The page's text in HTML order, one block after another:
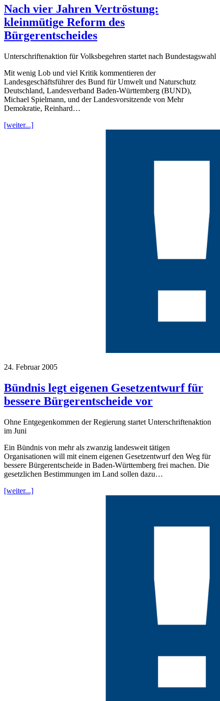
Nach vier Jahren Vertröstung:
kleinmütige Reform des
Bürgerentscheides
Unterschriftenaktion für Volksbegehren startet nach Bundestagswahl
Mit wenig Lob und viel Kritik kommentieren der
Landesgeschäftsführer des Bund für Umwelt und Naturschutz
Deutschland, Landesverband Baden-Württemberg (BUND),
Michael Spielmann, und der Landesvorsitzende von Mehr
Demokratie, Reinhard…
[weiter...]
24. Februar 2005
Bündnis legt eigenen Gesetzentwurf für
bessere Bürgerentscheide vor
Ohne Entgegenkommen der Regierung startet Unterschriftenaktion
im Juni
Ein Bündnis von mehr als zwanzig landesweit tätigen
Organisationen will mit einem eigenen Gesetzentwurf den Weg für
bessere Bürgerentscheide in Baden-Württemberg frei machen. Die
gesetzlichen Bestimmungen im Land sollen dazu…
[weiter...]